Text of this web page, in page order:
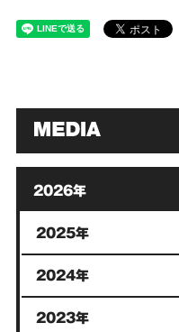
2026年
2025年
2024年
2023年